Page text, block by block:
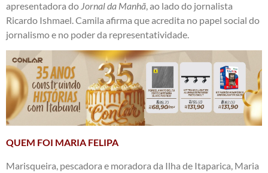
apresentadora do Jornal da Manhã, ao lado do jornalista
Ricardo Ishmael. Camila afirma que acredita no papel social do
jornalismo e no poder da representatividade.
QUEM FOI MARIA FELIPA
Marisqueira, pescadora e moradora da Ilha de Itaparica, Maria